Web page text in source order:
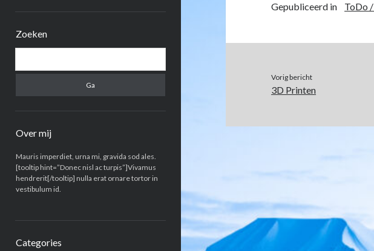
Zijbalk
Zoeken
Over mij
Mauris imperdiet, urna mi, gravida sod ales.
[tooltip hint=”Donec nisl ac turpis”]Vivamus
hendrerit[/tooltip] nulla erat ornare tortor in
vestibulum id.
Categories
Gepubliceerd in ToDo
Vorig bericht
3D Printen